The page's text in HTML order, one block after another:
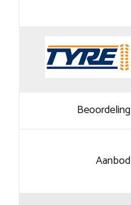
Beoordeling
Aanbod